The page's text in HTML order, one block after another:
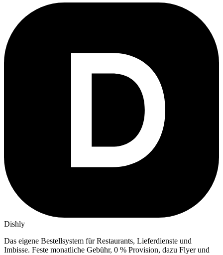
Dishly
Das eigene Bestellsystem für Restaurants, Lieferdienste und
Imbisse. Feste monatliche Gebühr, 0 % Provision, dazu Flyer und